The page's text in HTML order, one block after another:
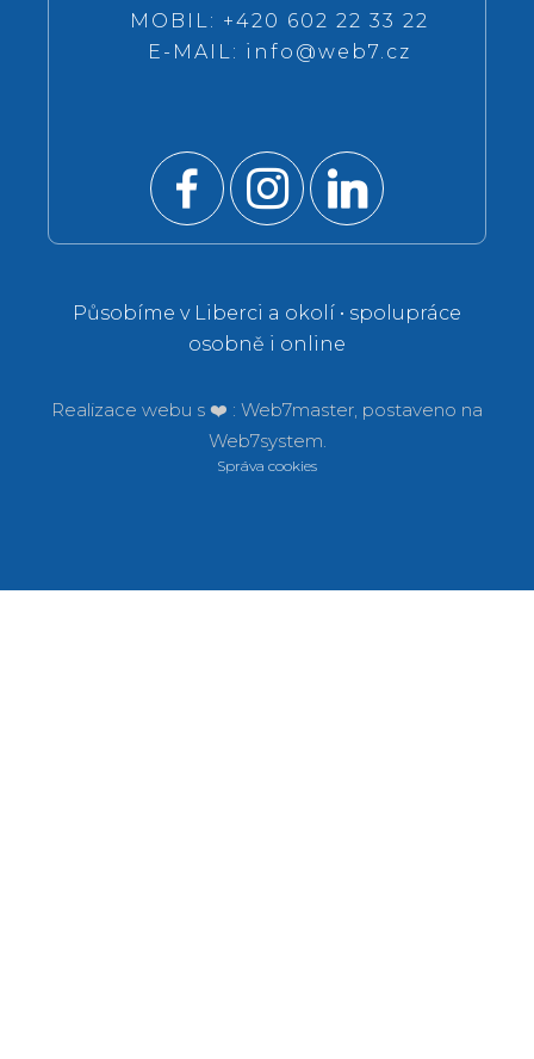
MOBIL: +420 602 22 33 22
E-MAIL: info@web7.cz
Působíme v Liberci a okolí • spolupráce
osobně i online
Realizace webu s ❤️ : Web7master, postaveno na
Web7system.
Správa cookies